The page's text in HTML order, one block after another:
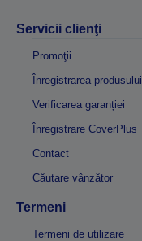
Servicii clienţi
Promoţii
Înregistrarea produsului
Verificarea garanției
Înregistrare CoverPlus
Contact
Căutare vânzător
Termeni
Termeni de utilizare